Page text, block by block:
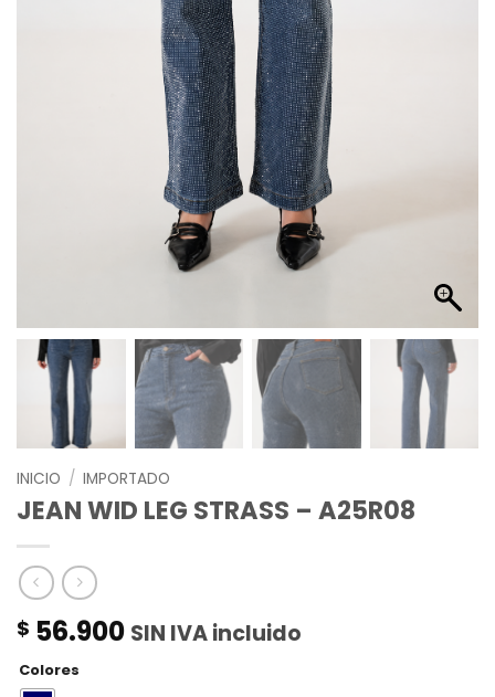
INICIO / IMPORTADO
JEAN WID LEG STRASS – A25R08
$ 56.900 SIN IVA incluido
Colores